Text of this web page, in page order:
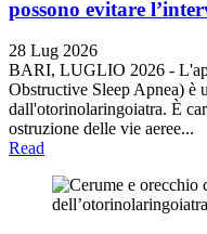
possono evitare
28 Lug 2026
BARI, LUGLIO 2026 -
Obstructive Sleep Apnea) è
dall'otorinolaringoiatra. È
ostruzione delle vie aeree...
Read